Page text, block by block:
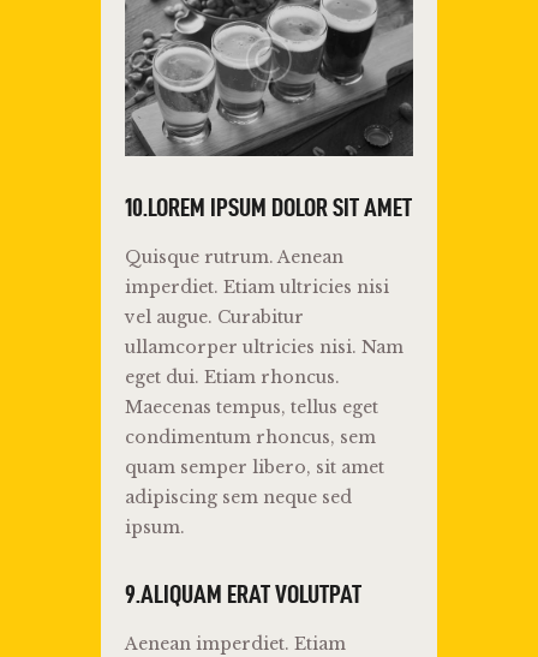
10.LOREM IPSUM DOLOR SIT AMET
Quisque rutrum. Aenean
imperdiet. Etiam ultricies nisi
vel augue. Curabitur
ullamcorper ultricies nisi. Nam
eget dui. Etiam rhoncus.
Maecenas tempus, tellus eget
condimentum rhoncus, sem
quam semper libero, sit amet
adipiscing sem neque sed
ipsum.
9.ALIQUAM ERAT VOLUTPAT
Aenean imperdiet. Etiam